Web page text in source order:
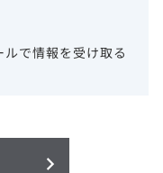
テンツについて
最新の情報を提
ますが、正確
、ご利用になら
なかったことよ
の責任を負いか
で情報を受け取る